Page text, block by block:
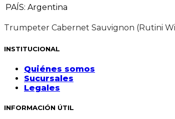
PAÍS: Argentina
Trumpeter Cabernet Sauvignon (Rutini
INSTITUCIONAL
Quiénes somos
Sucursales
Legales
INFORMACIÓN ÚTIL